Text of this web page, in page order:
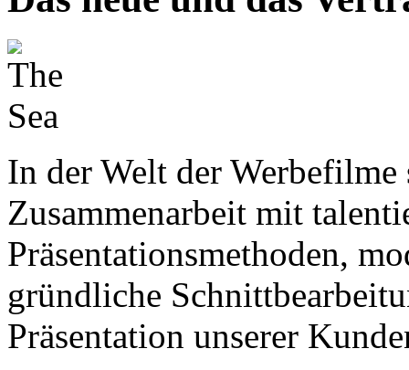
In der Welt der
Zusammenarbeit mit
Präsentationsmethoden,
gründliche
Präsentation unserer